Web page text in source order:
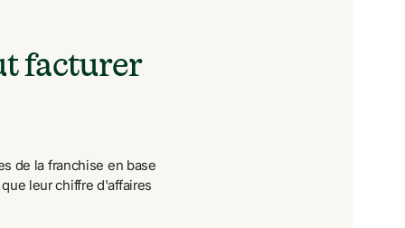
facturer
de la franchise en base
leur chiffre d'affaires